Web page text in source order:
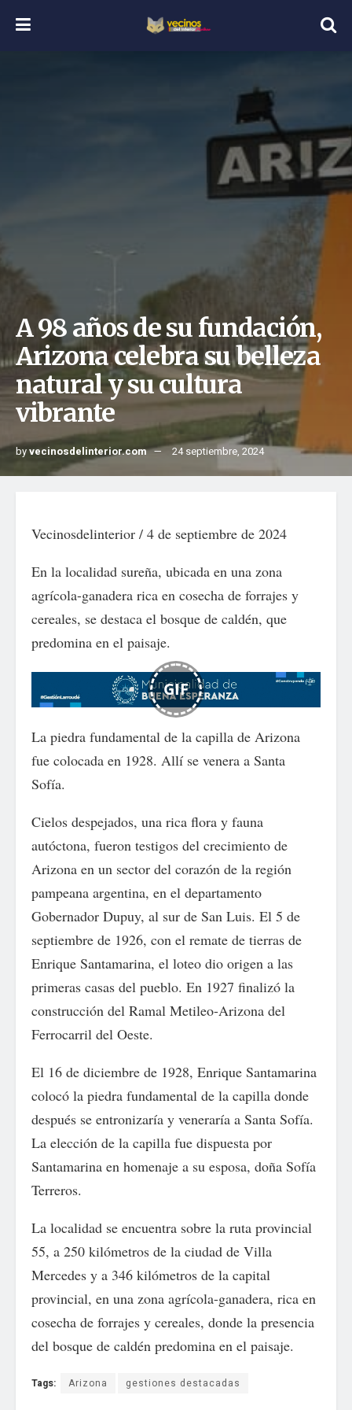
A 98 años de su fundación,
Arizona celebra su belleza
natural y su cultura
vibrante
byvecinosdelinterior.com 24 septiembre, 2024
Vecinosdelinterior / 4 de septiembre de 2024
En la localidad sureña, ubicada en una zona
agrícola-ganadera rica en cosecha de forrajes y
cereales, se destaca el bosque de caldén, que
predomina en el paisaje.
GIF
La piedra fundamental de la capilla de Arizona
fue colocada en 1928. Allí se venera a Santa
Sofía.
Cielos despejados, una rica flora y fauna
autóctona, fueron testigos del crecimiento de
Arizona en un sector del corazón de la región
pampeana argentina, en el departamento
Gobernador Dupuy, al sur de San Luis. El 5 de
septiembre de 1926, con el remate de tierras de
Enrique Santamarina, el loteo dio origen a las
primeras casas del pueblo. En 1927 finalizó la
construcción del Ramal Metileo-Arizona del
Ferrocarril del Oeste.
El 16 de diciembre de 1928, Enrique Santamarina
colocó la piedra fundamental de la capilla donde
después se entronizaría y veneraría a Santa Sofía.
La elección de la capilla fue dispuesta por
Santamarina en homenaje a su esposa, doña Sofía
Terreros.
La localidad se encuentra sobre la ruta provincial
55, a 250 kilómetros de la ciudad de Villa
Mercedes y a 346 kilómetros de la capital
provincial, en una zona agrícola-ganadera, rica en
cosecha de forrajes y cereales, donde la presencia
del bosque de caldén predomina en el paisaje.
Tags: Arizona gestiones destacadas